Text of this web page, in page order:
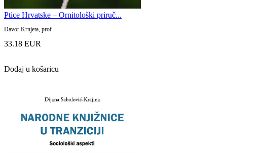
Ptice Hrvatske – Ornitološki priruč...
Davor Krnjeta, prof
33.18 EUR
Dodaj u košaricu